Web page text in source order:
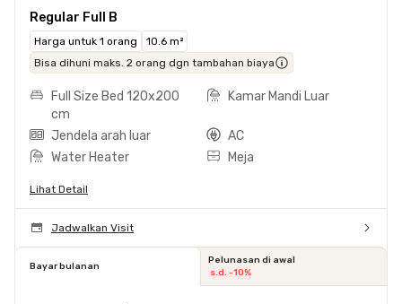
Regular Full B
Harga untuk 1 orang
10.6 m²
Bisa dihuni maks. 2 orang dgn tambahan biaya
Full Size Bed 120x200
cm
Kamar Mandi Luar
Jendela arah luar
AC
Water Heater
Meja
Lihat Detail
Jadwalkan Visit
Bayar bulanan
Pelunasan di awal
s.d. -10%